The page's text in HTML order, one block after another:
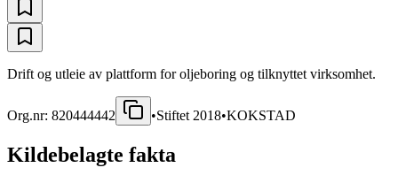
Drift og utleie av plattform for oljeboring og tilknyttet virksomhet.
Org.nr: 820444442 •Stiftet 2018•KOKSTAD
Kildebelagte fakta